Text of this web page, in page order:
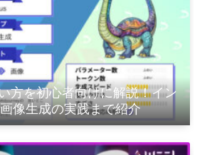
方を初心者向けに解説！イン
像生成の実践まで紹介